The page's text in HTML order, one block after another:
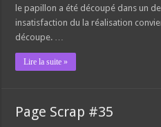
le papillon a été découpé dans un
insatisfaction du la réalisation
découpe. …
Lire la suite »
Page Scrap #35